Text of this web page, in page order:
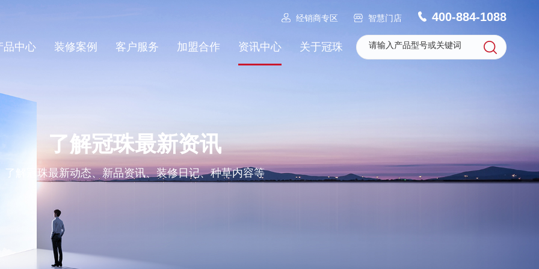
经销商专区 智慧门店 400-884-1088
品中心 装修案例 客户服务 加盟合作 资讯中心 关于冠珠
了解冠珠最新资讯
了解冠珠最新动态、新品资讯、装修日记、种草内容等